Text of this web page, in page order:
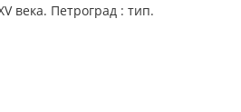
века. Петроград : тип.